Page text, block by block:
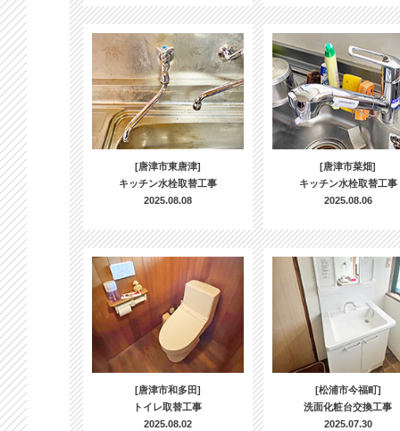
[唐津市東唐津]
キッチン水栓取替工事
2025.08.08
[唐津市菜畑]
キッチン水栓取替工事
2025.08.06
[唐津市和多田]
トイレ取替工事
2025.08.02
[松浦市今福町]
洗面化粧台交換工事
2025.07.30